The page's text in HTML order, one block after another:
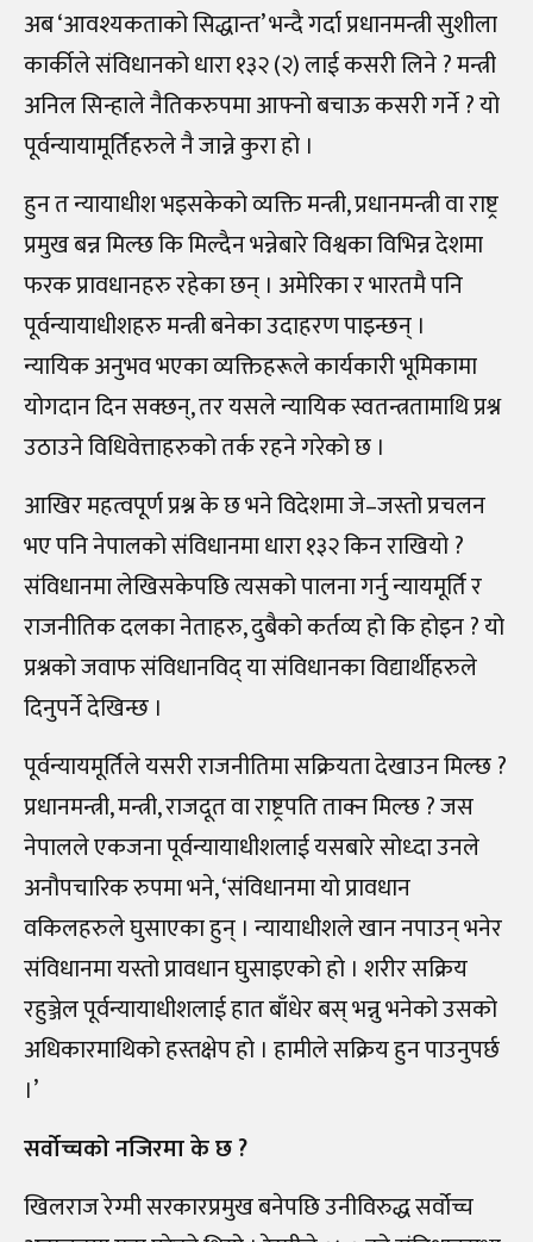
अब ‘आवश्यकताको सिद्धान्त’ भन्दै गर्दा प्रधानमन्त्री सुशीला
कार्कीले संविधानको धारा १३२ (२) लाई कसरी लिने ? मन्त्री
अनिल सिन्हाले नैतिकरुपमा आफ्नो बचाऊ कसरी गर्ने ? यो
पूर्वन्यायामूर्तिहरुले नै जान्ने कुरा हो ।
हुन त न्यायाधीश भइसकेको व्यक्ति मन्त्री, प्रधानमन्त्री वा राष्ट्र
प्रमुख बन्न मिल्छ कि मिल्दैन भन्नेबारे विश्वका विभिन्न देशमा
फरक प्रावधानहरु रहेका छन् । अमेरिका र भारतमै पनि
पूर्वन्यायाधीशहरु मन्त्री बनेका उदाहरण पाइन्छन् ।
न्यायिक अनुभव भएका व्यक्तिहरूले कार्यकारी भूमिकामा
योगदान दिन सक्छन्, तर यसले न्यायिक स्वतन्त्रतामाथि प्रश्न
उठाउने विधिवेत्ताहरुको तर्क रहने गरेको छ ।
आखिर महत्वपूर्ण प्रश्न के छ भने विदेशमा जे–जस्तो प्रचलन
भए पनि नेपालको संविधानमा धारा १३२ किन राखियो ?
संविधानमा लेखिसकेपछि त्यसको पालना गर्नु न्यायमूर्ति र
राजनीतिक दलका नेताहरु, दुबैको कर्तव्य हो कि होइन ? यो
प्रश्नको जवाफ संविधानविद् या संविधानका विद्यार्थीहरुले
दिनुपर्ने देखिन्छ ।
पूर्वन्यायमूर्तिले यसरी राजनीतिमा सक्रियता देखाउन मिल्छ ?
प्रधानमन्त्री, मन्त्री, राजदूत वा राष्ट्रपति ताक्न मिल्छ ? जस
नेपालले एकजना पूर्वन्यायाधीशलाई यसबारे सोध्दा उनले
अनौपचारिक रुपमा भने, ‘संविधानमा यो प्रावधान
वकिलहरुले घुसाएका हुन् । न्यायाधीशले खान नपाउन् भनेर
संविधानमा यस्तो प्रावधान घुसाइएको हो । शरीर सक्रिय
रहुञ्जेल पूर्वन्यायाधीशलाई हात बाँधेर बस् भन्नु भनेको उसको
अधिकारमाथिको हस्तक्षेप हो । हामीले सक्रिय हुन पाउनुपर्छ
।’
सर्वोच्चको नजिरमा के छ ?
खिलराज रेग्मी सरकारप्रमुख बनेपछि उनीविरुद्ध सर्वोच्च